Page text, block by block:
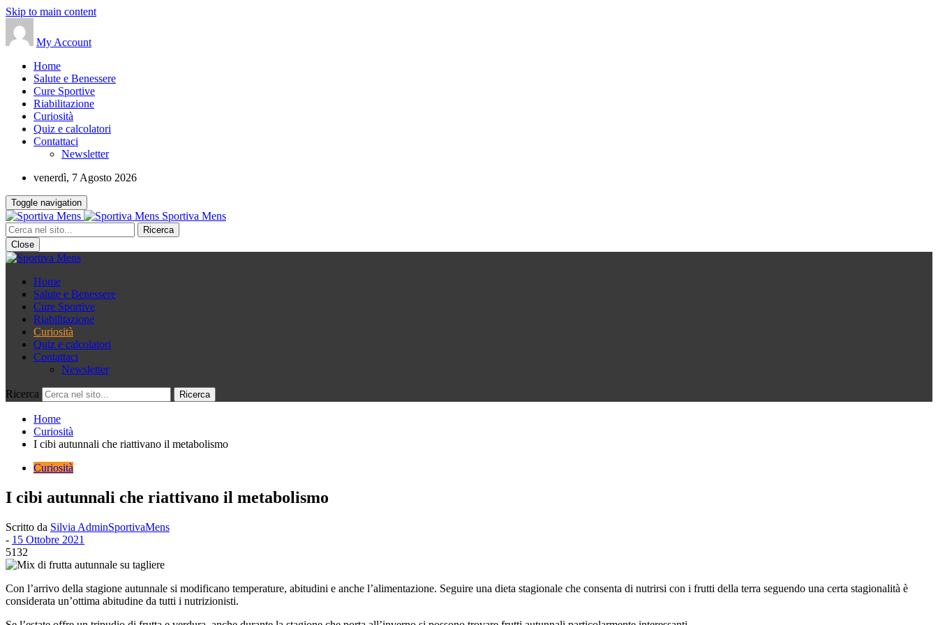
Skip to main content
My Account
Home
Salute e Benessere
Cure Sportive
Riabilitazione
Curiosità
Quiz e calcolatori
Contattaci
Newsletter
venerdì, 7 Agosto 2026
Toggle navigation
Sportiva Mens
Close
Home
Salute e Benessere
Cure Sportive
Riabilitazione
Curiosità
Quiz e calcolatori
Contattaci
Newsletter
Ricerca
Home
Curiosità
I cibi autunnali che riattivano il metabolismo
Curiosità
I cibi autunnali che riattivano il metabolismo
Scritto da Silvia AdminSportivaMens
- 15 Ottobre 2021
5132
Con l’arrivo della stagione autunnale si modificano temperature, abitudini e anche l’alimentazione. Seguire una dieta stagionale che consenta di nutrirsi con i frutti della terra seguendo una certa stagionalità è
considerata un’ottima abitudine da tutti i nutrizionisti.